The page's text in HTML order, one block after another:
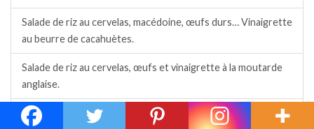
Salade de riz au cervelas, macédoine, œufs durs… Vinaigrette
au beurre de cacahuètes.
Salade de riz au cervelas, œufs et vinaigrette à la moutarde
anglaise.
Salade de riz au fenouil et surimi.